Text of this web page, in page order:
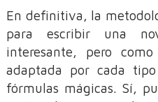
En definitiva, la
para escribir una
interesante, pero
adaptada por cada
fórmulas mágicas. Sí,